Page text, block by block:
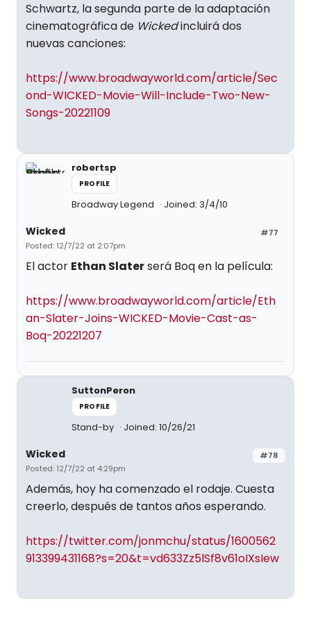
Schwartz, la segunda parte de la adaptación
cinematográfica de Wickedincluirá dos
nuevas canciones:
https://www.broadwayworld.com/article/Sec
ond-WICKED-Movie-Will-Include-Two-New-
Songs-20221109
robertsp
PROFILE
Broadway Legend Joined: 3/4/10
#77
Wicked
Posted: 12/7/22 at 2:07pm
El actor Ethan Slaterserá Boq en la película:
https://www.broadwayworld.com/article/Eth
an-Slater-Joins-WICKED-Movie-Cast-as-
Boq-20221207
SuttonPeron
PROFILE
Stand-by Joined: 10/26/21
#78
Wicked
Posted: 12/7/22 at 4:29pm
Además, hoy ha comenzado el rodaje. Cuesta
creerlo, después de tantos años esperando.
https://twitter.com/jonmchu/status/1600562
913399431168?s=20&t=vd633Zz5lSf8v61oIXsIew